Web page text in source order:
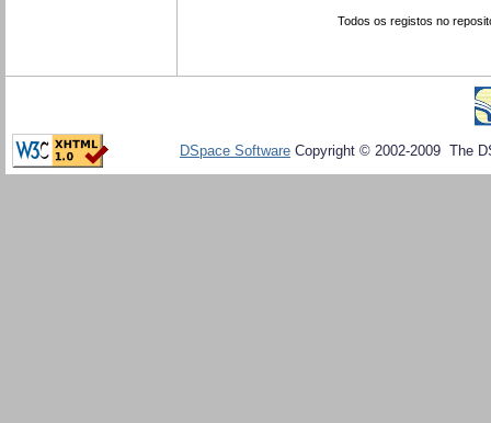
Todos os registos no
DSpace Software Copyright © 2002-2009 The